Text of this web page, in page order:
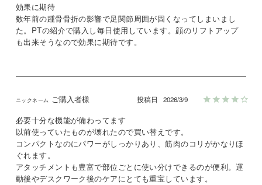
効果に期待
数年前の踵骨骨折の影響で足関節周囲が固くなってしまいまし
た。PTの紹介で購入し毎日使用しています。顔のリフトアップ
も出来そうなので効果に期待です。
ご購入者様 投稿日 2026/3/9
必要十分な機能が備わってます
以前使っていたものが壊れたので買い替えです。
コンパクトなのにパワーがしっかりあり、筋肉のコリがかなりほ
ぐれます。
アタッチメントも豊富で部位ごとに使い分けできるのが便利。運
動後やデスクワーク後のケアにとても重宝しています。